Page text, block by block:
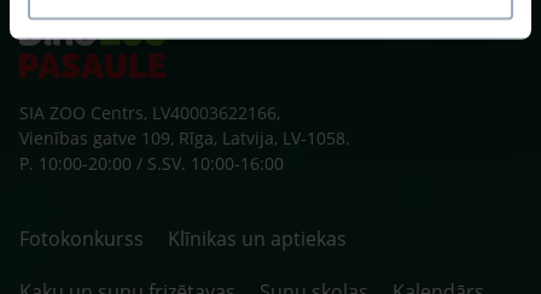
SIA ZOO Centrs, LV40003622166,
Vienības gatve 109, Rīga, Latvija, LV-1058.
P. 10:00-20:00 / S.SV. 10:00-16:00
Fotokonkurss
Klīnikas un aptiekas